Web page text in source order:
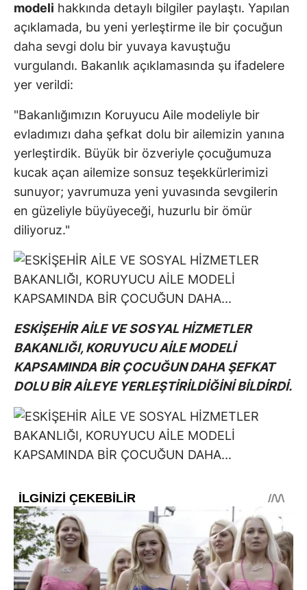
modeli hakkında detaylı bilgiler paylaştı. Yapılan
açıklamada, bu yeni yerleştirme ile bir çocuğun
daha sevgi dolu bir yuvaya kavuştuğu
vurgulandı. Bakanlık açıklamasında şu ifadelere
yer verildi:
"Bakanlığımızın Koruyucu Aile modeliyle bir
evladımızı daha şefkat dolu bir ailemizin yanına
yerleştirdik. Büyük bir özveriyle çocuğumuza
kucak açan ailemize sonsuz teşekkürlerimizi
sunuyor; yavrumuza yeni yuvasında sevgilerin
en güzeliyle büyüyeceği, huzurlu bir ömür
diliyoruz."
ESKİŞEHİR AİLE VE SOSYAL HİZMETLER
BAKANLIĞI, KORUYUCU AİLE MODELİ
KAPSAMINDA BİR ÇOCUĞUN DAHA ŞEFKAT
DOLU BİR AİLEYE YERLEŞTİRİLDİĞİNİ BİLDİRDİ.